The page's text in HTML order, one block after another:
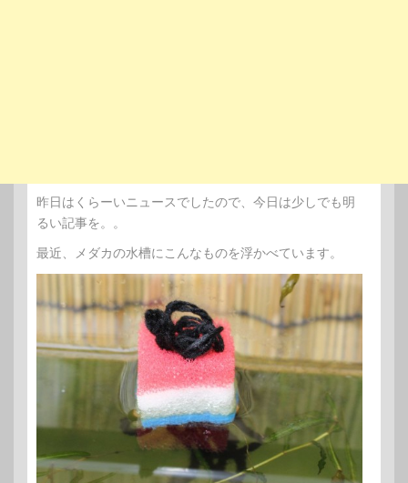
昨日はくらーいニュースでしたので、今日は少しでも明
るい記事を。。
最近、メダカの水槽にこんなものを浮かべています。